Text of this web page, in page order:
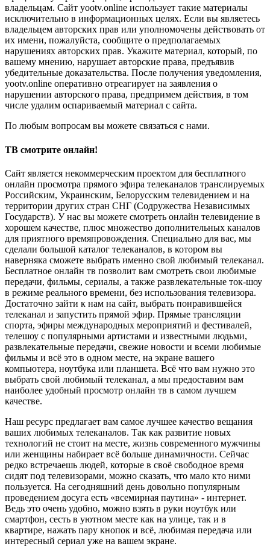
владельцам. Сайт yootv.online использует такие материалы
исключительно в информационных целях. Если вы являетесь
владельцем авторских прав или уполномочены действовать от
их имени, пожалуйста, сообщите о предполагаемых
нарушениях авторских прав. Укажите материал, который, по
вашему мнению, нарушает авторские права, предъявив
убедительные доказательства. После получения уведомления,
yootv.online оперативно отреагирует на заявления о
нарушении авторского права, предпримем действия, в том
числе удалим оспариваемый материал с сайта.
По любым вопросам вы можете связаться с нами.
ТВ смотрите онлайн!
Сайт является некоммерческим проектом для бесплатного
онлайн просмотра прямого эфира телеканалов транслируемых
Российским, Украинским, Белорусским телевидением и на
территории других стран СНГ (Содружества Независимых
Государств). У нас вы можете смотреть онлайн телевидение в
хорошем качестве, плюс множество дополнительных каналов
для приятного времяпровождения. Специально для вас, мы
сделали большой каталог телеканалов, в котором вы
наверняка сможете выбрать именно свой любимый телеканал.
Бесплатное онлайн тв позволит вам смотреть свои любимые
передачи, фильмы, сериалы, а также развлекательные ток-шоу
в режиме реального времени, без использования телевизора.
Достаточно зайти к нам на сайт, выбрать понравившейся
телеканал и запустить прямой эфир. Прямые трансляции
спорта, эфиры международных мероприятий и фестивалей,
телешоу с популярными артистами и известными людьми,
развлекательные передачи, свежие новости и всеми любимые
фильмы и всё это в одном месте, на экране вашего
компьютера, ноутбука или планшета. Всё что вам нужно это
выбрать свой любимый телеканал, а мы предоставим вам
наиболее удобный просмотр онлайн тв в самом лучшем
качестве.
Наш ресурс предлагает вам самое лучшее качество вещания
ваших любимых телеканалов. Так как развитие новых
технологий не стоит на месте, жизнь современного мужчины
или женщины набирает всё больше динамичности. Сейчас
редко встречаешь людей, которые в своё свободное время
сидят под телевизорами, можно сказать, что мало кто ними
пользуется. На сегодняшний день довольно популярным
проведением досуга есть «всемирная паутина» - интернет.
Ведь это очень удобно, можно взять в руки ноутбук или
смартфон, сесть в уютном месте как на улице, так и в
квартире, нажать пару кнопок и всё, любимая передача или
интересный сериал уже на вашем экране.